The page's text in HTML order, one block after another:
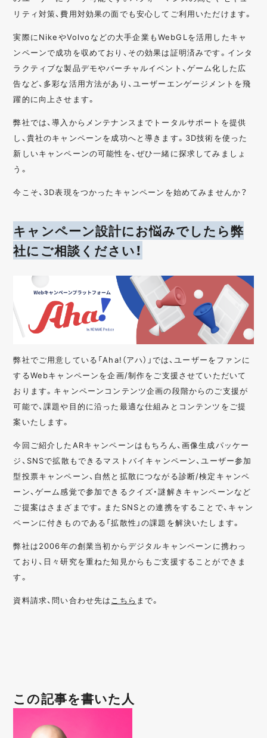
リティ対策、費用対効果の面でも安心してご利用いただけます。
実際にNikeやVolvoなどの大手企業もWebGLを活用したキャ
ンペーンで成功を収めており、その効果は証明済みです。インタ
ラクティブな製品デモやバーチャルイベント、ゲーム化した広
告など、多彩な活用方法があり、ユーザーエンゲージメントを飛
躍的に向上させます。
弊社では、導入からメンテナンスまでトータルサポートを提供
し、貴社のキャンペーンを成功へと導きます。3D技術を使った
新しいキャンペーンの可能性を、ぜひ一緒に探求してみましょ
う。
今こそ、3D表現をつかったキャンペーンを始めてみませんか？
キャンペーン設計にお悩みでしたら弊
社にご相談ください！
弊社でご用意している「Aha!（アハ）」では、ユーザーをファンに
するWebキャンペーンを企画/制作をご支援させていただいて
おります。キャンペーンコンテンツ企画の段階からのご支援が
可能で、課題や目的に沿った最適な仕組みとコンテンツをご提
案いたします。
今回ご紹介したARキャンペーンはもちろん、画像生成パッケー
ジ、SNSで拡散もできるマストバイキャンペーン、ユーザー参加
型投票キャンペーン、自然と拡散につながる診断/検定キャンペ
ーン、ゲーム感覚で参加できるクイズ・謎解きキャンペーンなど
ご提案はさまざまです。またSNSとの連携をすることで、キャン
ペーンに付きものである「拡散性」の課題を解決いたします。
弊社は2006年の創業当初からデジタルキャンペーンに携わっ
ており、日々研究を重ねた知見からもご支援することができま
す。
資料請求、問い合わせ先はこちら まで。
この記事を書いた人